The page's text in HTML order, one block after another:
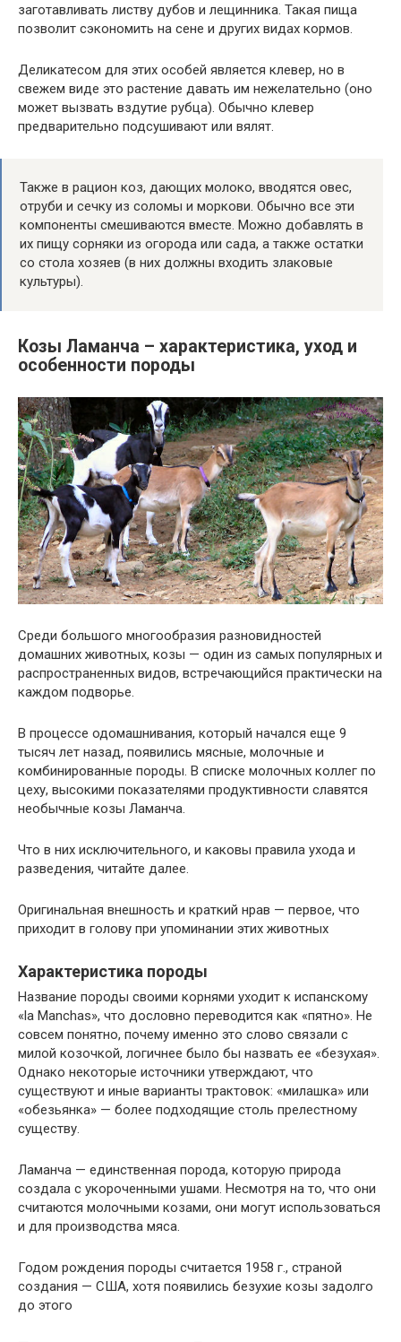
заготавливать листву дубов и лещинника. Такая пища
позволит сэкономить на сене и других видах кормов.
Деликатесом для этих особей является клевер, но в
свежем виде это растение давать им нежелательно (оно
может вызвать вздутие рубца). Обычно клевер
предварительно подсушивают или вялят.
Также в рацион коз, дающих молоко, вводятся овес,
отруби и сечку из соломы и моркови. Обычно все эти
компоненты смешиваются вместе. Можно добавлять в
их пищу сорняки из огорода или сада, а также остатки
со стола хозяев (в них должны входить злаковые
культуры).
Козы Ламанча – характеристика, уход и
особенности породы
Среди большого многообразия разновидностей
домашних животных, козы — один из самых популярных и
распространенных видов, встречающийся практически на
каждом подворье.
В процессе одомашнивания, который начался еще 9
тысяч лет назад, появились мясные, молочные и
комбинированные породы. В списке молочных коллег по
цеху, высокими показателями продуктивности славятся
необычные козы Ламанча.
Что в них исключительного, и каковы правила ухода и
разведения, читайте далее.
Оригинальная внешность и краткий нрав — первое, что
приходит в голову при упоминании этих животных
Характеристика породы
Название породы своими корнями уходит к испанскому
«la Manchas», что дословно переводится как «пятно». Не
совсем понятно, почему именно это слово связали с
милой козочкой, логичнее было бы назвать ее «безухая».
Однако некоторые источники утверждают, что
существуют и иные варианты трактовок: «милашка» или
«обезьянка» — более подходящие столь прелестному
существу.
Ламанча — единственная порода, которую природа
создала с укороченными ушами. Несмотря на то, что они
считаются молочными козами, они могут использоваться
и для производства мяса.
Годом рождения породы считается 1958 г., страной
создания — США, хотя появились безухие козы задолго
до этого